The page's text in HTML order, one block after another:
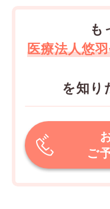
も
医療法人悠
を知り
ご